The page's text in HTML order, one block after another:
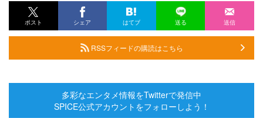
ポスト シェア はてブ 送る 送信
RSSフィードの購読はこちら
多彩なエンタメ情報をTwitterで発信中
SPICE公式アカウントをフォローしよう！